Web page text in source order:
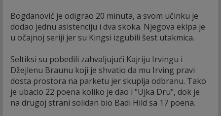
Bogdanović je odigrao 20 minuta, a svom učinku je
dodao jednu asistenciju i dva skoka. Njegova ekipa je
u očajnoj seriji jer su Kingsi izgubili šest utakmica.
Seltiksi su pobedili zahvaljujući Kajriju Irvingu i
Džejlenu Braunu koji je shvatio da mu Irving pravi
dosta prostora na parketu jer skuplja odbranu. Tako
je ubacio 22 poena koliko je dao i "Ujka Dru", dok je
na drugoj strani solidan bio Badi Hild sa 17 poena.